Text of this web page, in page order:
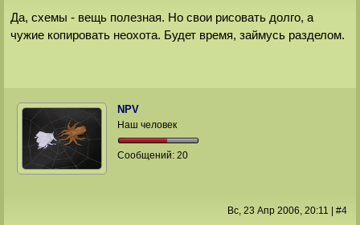
Да, схемы - вещь полезная. Но свои рисовать долго, а
чужие копировать неохота. Будет время, займусь разделом.
NPV
Наш человек
Сообщений:20
Вс, 23 Апр 2006, 20:11 #4